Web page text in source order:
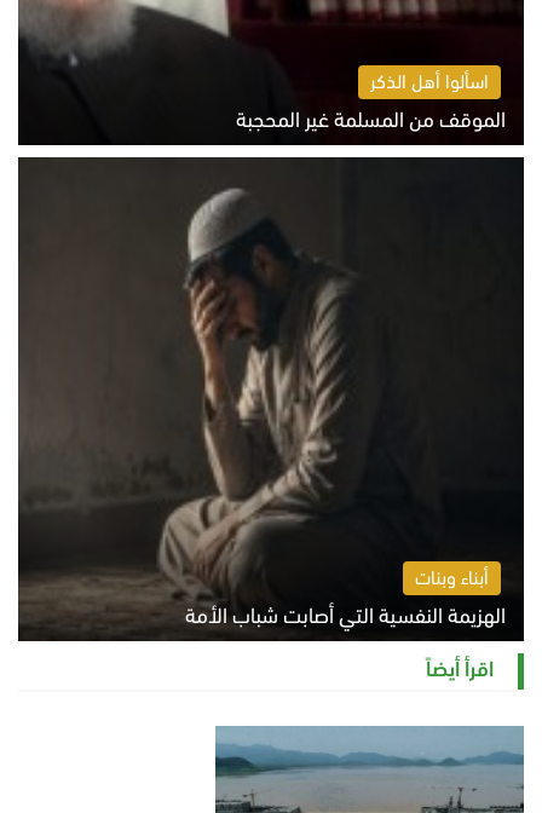
اسألوا أهل الذكر
الموقف من المسلمة غير المحجبة
الخميس 6 أغسطس 2026 10:45 ص
أبناء وبنات
الهزيمة النفسية التي أصابت شباب الأمة
الخميس 6 أغسطس 2026 11:12 ص
اقرأ أيضاً